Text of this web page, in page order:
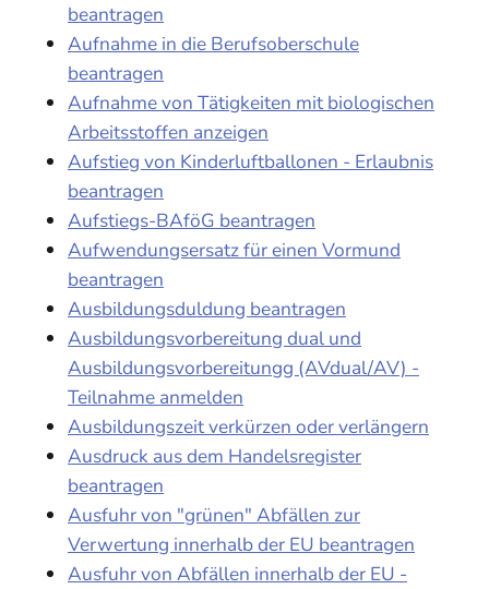
beantragen
Aufnahme in die Berufsoberschule
beantragen
Aufnahme von Tätigkeiten mit biologischen
Arbeitsstoffen anzeigen
Aufstieg von Kinderluftballonen - Erlaubnis
beantragen
Aufstiegs-BAföG beantragen
Aufwendungsersatz für einen Vormund
beantragen
Ausbildungsduldung beantragen
Ausbildungsvorbereitung dual und
Ausbildungsvorbereitungg (AVdual/AV) -
Teilnahme anmelden
Ausbildungszeit verkürzen oder verlängern
Ausdruck aus dem Handelsregister
beantragen
Ausfuhr von "grünen" Abfällen zur
Verwertung innerhalb der EU beantragen
Ausfuhr von Abfällen innerhalb der EU -